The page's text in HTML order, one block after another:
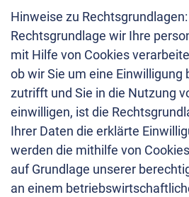
Hinweise zu
Rechtsgrundlage wir Ihre
mit Hilfe von Cookies
ob wir Sie um eine Einwilligung
zutrifft und Sie in die Nutzung
einwilligen, ist die
Ihrer Daten die erklärte
werden die mithilfe von
auf Grundlage unserer
an einem